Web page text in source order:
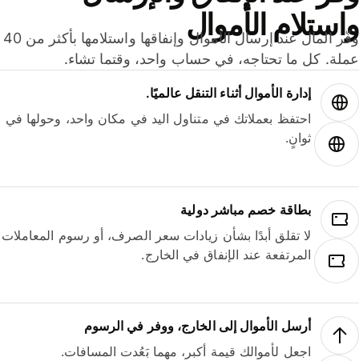
الأموال
وفّر المال عند إرسال الأموال وإنفاقها واستلامها بأكثر من 40
كل ما تحتاجه، في حساب واحد، وقتما تشاء.
إدارة الأموال أثناء التنقل عالميًا.
احتفظ بعملاتك في متناول اليد في مكان واحد، وحولها في
ثوانٍ.
بطاقة خصم مباشر دولية
لا تقلق أبدًا بشأن زيادات سعر الصرف، أو رسوم المعاملات
المرتفعة عند الإنفاق في الخارج.
أرسل الأموال إلى الخارج، ووفر في الرسوم
اجعل لأموالك قيمة أكبر، مهما بَعُدت المسافات.